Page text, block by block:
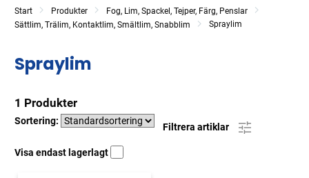
Start Produkter
Fog, Lim, Spackel, Tejper, Färg, Penslar
Sättlim, Trälim, Kontaktlim, Smältlim, Snabblim
Spraylim
Spraylim
1 Produkter
Sortering:
Filtrera artiklar
Visa endast lagerlagt